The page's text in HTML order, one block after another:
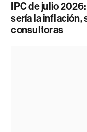
IPC de julio
sería la inflación,
consultoras